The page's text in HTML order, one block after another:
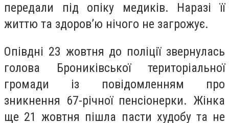
передали під опіку медиків. Наразі її
життю та здоров’ю нічого не загрожує.
Опівдні 23 жовтня до поліції звернулась
голова Брониківської територіальної
громади із повідомленням про
зникнення 67-річної пенсіонерки. Жінка
ще 21 жовтня пішла пасти худобу та не